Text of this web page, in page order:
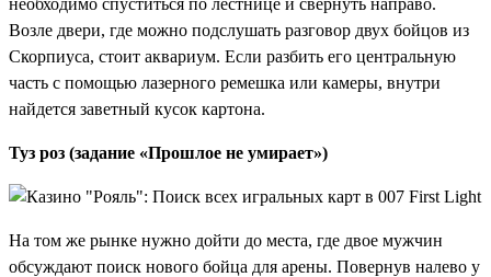
необходимо спуститься по лестнице и свернуть направо.
Возле двери, где можно подслушать разговор двух бойцов из
Скорпиуса, стоит аквариум. Если разбить его центральную
часть с помощью лазерного ремешка или камеры, внутри
найдется заветный кусок картона.
Туз роз (задание «Прошлое не умирает»)
На том же рынке нужно дойти до места, где двое мужчин
обсуждают поиск нового бойца для арены. Повернув налево у